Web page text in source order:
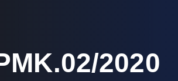
2020